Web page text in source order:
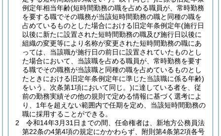
例定年相当年齢(短時間勤務の職を占める職員が、常時勤務
を要する職でその職務が当該短時間勤務の職と同種の職を
占めているものとした場合における旧定年条例定年(施行日
以後に新たに設置された短時間勤務の職及び施行日以後に
組織の変更等により名称が変更された短時間勤務の職にあ
っては、当該職が施行日の前日に設置されていたものとし
た場合において、当該職を占める職員が、常時勤務を要す
る職でその職務が当該職と同種の職を占めているものとし
たときにおける旧定年条例定年に準じた当該職に係る年齢)
をいう。次条第1項において同じ。)に達している者を、従
前の勤務実績その他の規則で定める情報に基づく選考によ
り、1年を超えない範囲内で任期を定め、当該短時間勤務の
職に採用することができる。
2
令和14年3月31日までの間、任命権者は、新地方公務員法
第22条の4第4項の規定にかかわらず、附則第4条第2項各号